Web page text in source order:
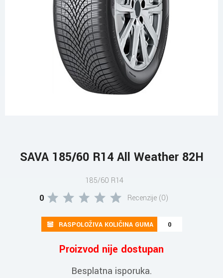
SAVA 185/60 R14 All Weather 82H
185/60 R14
0 Recenzije (0)
RASPOLOŽIVA KOLIČINA GUMA 0
Proizvod nije dostupan
Besplatna isporuka.